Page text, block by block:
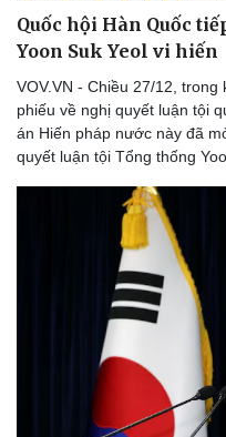
Quốc hội Hàn Quốc
Yoon Suk Yeol vi hiến
VOV.VN - Chiều 27/12,
phiếu về nghị quyết luận tội
án Hiến pháp nước này đã
quyết luận tội Tổng thống